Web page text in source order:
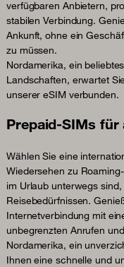
verfügbaren Anbietern,
stabilen Verbindung.
Ankunft, ohne ein
zu müssen.
Nordamerika, ein
Landschaften, erwartet
unserer eSIM verbunden.
Prepaid-SIMs für
Wählen Sie eine
Wiedersehen zu
im Urlaub unterwegs
Reisebedürfnissen.
Internetverbindung mit
unbegrenzten Anrufen
Nordamerika, ein
Ihnen eine schnelle und